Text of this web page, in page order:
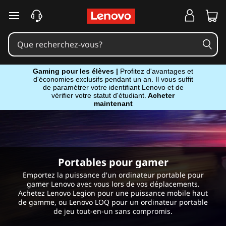
P
C
p
a
passer au contenu principal
Gaming pour les élèves | Profitez d'avantages et
d'économies exclusifs pendant un an. Il vous suffit
de paramétrer votre identifiant Lenovo et de
vérifier votre statut d'étudiant. Acheter
maintenant
Portables pour gamer
Emportez la puissance d'un ordinateur portable pour
gamer Lenovo avec vous lors de vos déplacements.
Achetez Lenovo Legion pour une puissance mobile haut
de gamme, ou Lenovo LOQ pour un ordinateur portable
de jeu tout-en-un sans compromis.